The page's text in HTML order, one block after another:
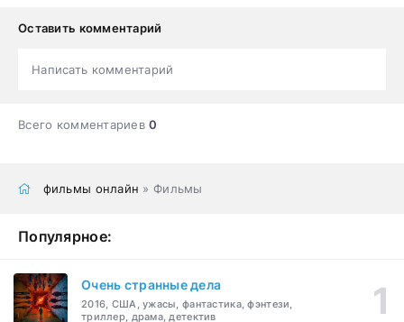
Оставить комментарий
Написать комментарий
Всего комментариев0
фильмы онлайн » Фильмы
Популярное:
Очень странные дела
2016, США, ужасы, фантастика, фэнтези,
триллер, драма, детектив